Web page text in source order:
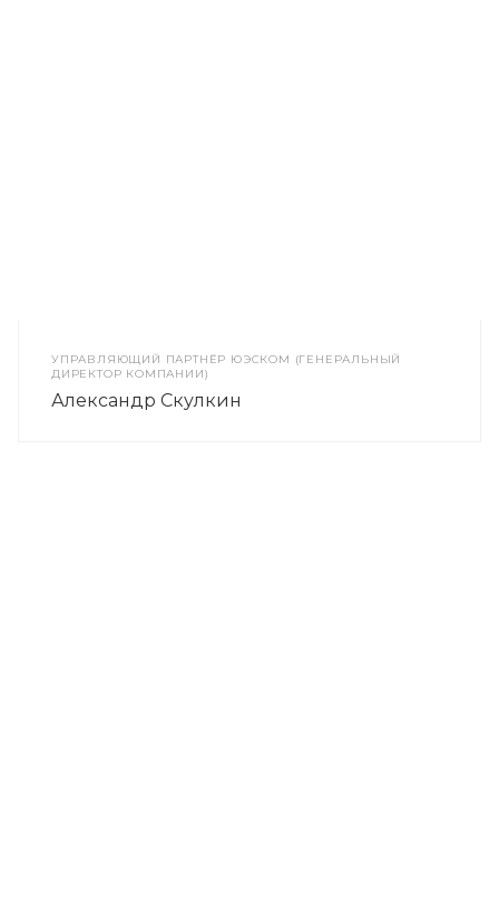
УПРАВЛЯЮЩИЙ ПАРТНЁР ЮЭСКОМ (ГЕНЕРАЛЬНЫЙ
ДИРЕКТОР КОМПАНИИ)
Александр Скулкин